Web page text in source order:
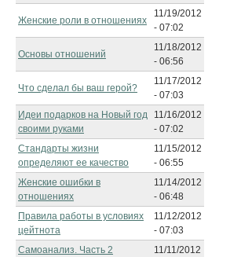
Женские роли в отношениях
11/19/2012
- 07:02
Основы отношений
11/18/2012
- 06:56
Что сделал бы ваш герой?
11/17/2012
- 07:03
Идеи подарков на Новый год
своими руками
11/16/2012
- 07:02
Стандарты жизни
определяют ее качество
11/15/2012
- 06:55
Женские ошибки в
отношениях
11/14/2012
- 06:48
Правила работы в условиях
цейтнота
11/12/2012
- 07:03
Самоанализ. Часть 2
11/11/2012